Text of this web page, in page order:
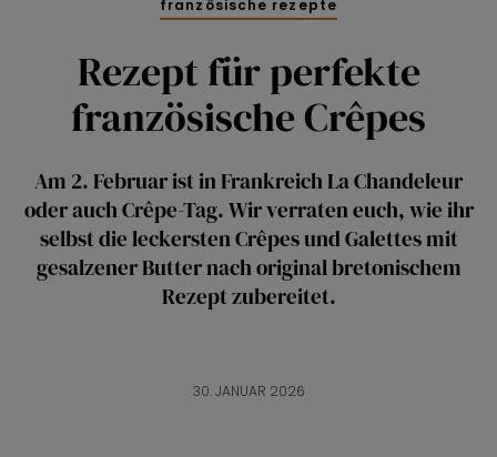
französische rezepte
Rezept für perfekte
französische Crêpes
Am 2. Februar ist in Frankreich La Chandeleur
oder auch Crêpe-Tag. Wir verraten euch, wie ihr
selbst die leckersten Crêpes und Galettes mit
gesalzener Butter nach original bretonischem
Rezept zubereitet.
30. JANUAR 2026